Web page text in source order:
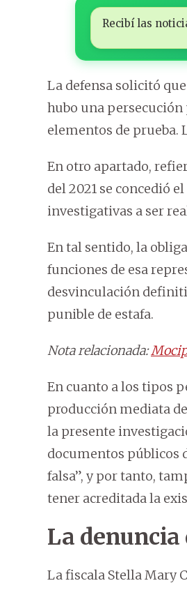
Recibí las
La defensa solicitó
hubo una
elementos de prueba.
En otro apartado,
del 2021 se concedió
investigativas a ser
En tal sentido, la
funciones de esa
desvinculación
punible de estafa.
Nota relacionada:
En cuanto a los tipos
producción mediata
la presente
documentos públicos
falsa”, y por tanto,
tener acreditada la
La denuncia
La fiscala Stella Mary